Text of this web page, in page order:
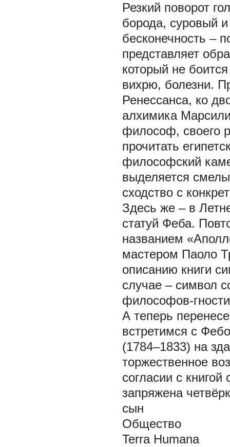
Резкий поворот
борода, суровый
бесконечность –
представляет
который не
вихрю, болезни.
Ренессанса, ко
алхимика
философ, своего
прочитать
философский
выделяется
сходство с
Здесь же – в
статуй Феба.
названием
мастером Паоло
описанию книги
случае – символ
философов-
А теперь
встретимся с
(1784–1833) на
торжественное
согласии с
запряжена
сын
Общество
Terra Humana